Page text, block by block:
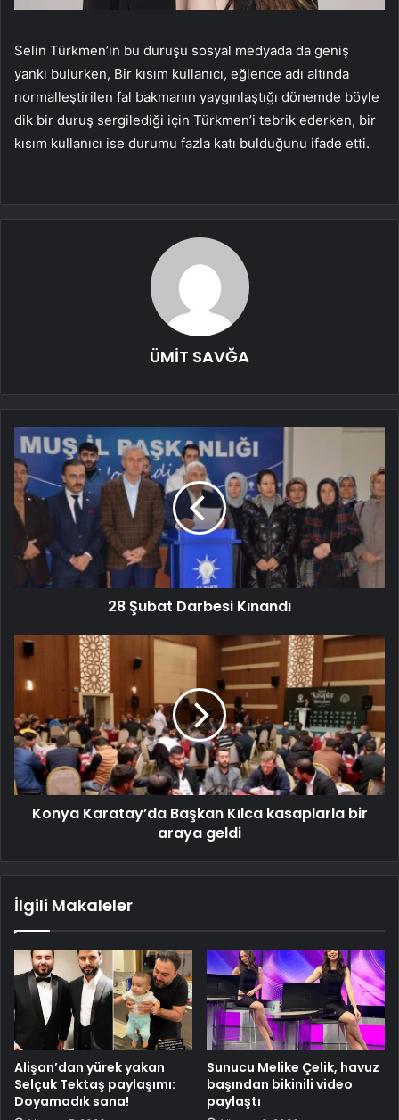
Selin Türkmen’in bu duruşu sosyal medyada da geniş
yankı bulurken, Bir kısım kullanıcı, eğlence adı altında
normalleştirilen fal bakmanın yaygınlaştığı dönemde böyle
dik bir duruş sergilediği için Türkmen’i tebrik ederken, bir
kısım kullanıcı ise durumu fazla katı bulduğunu ifade etti.
ÜMİT SAVĞA
28 Şubat Darbesi Kınandı
Konya Karatay’da Başkan Kılca kasaplarla bir
araya geldi
İlgili Makaleler
Alişan’dan yürek yakan
Selçuk Tektaş paylaşımı:
Doyamadık sana!
Sunucu Melike Çelik, havuz
başından bikinili video
paylaştı